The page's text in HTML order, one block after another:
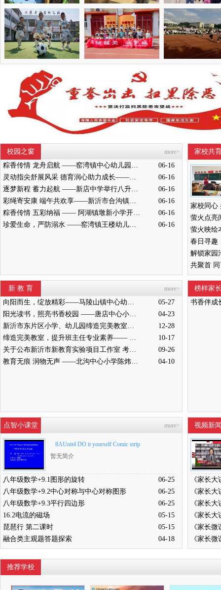
校园之窗 more>
粽香传情 龙舟启航 ——窑湾镇中心幼儿园中班开展端午节赛龙舟活动
06-16
灵动指尖舒展风采 德育润心助力成长——墨河中心小学举行五年级桌面操展示活动
06-16
逐梦新程 蓄力起航 ——新店中学举行八升九成长奋进仪式
06-16
彩绳寄安康 端午共欢享——新沂市合沟镇中心幼儿园开展端午节活动
06-16
粽香传情 五彩纳福 —— 阿湖镇墩新小学开展端午主题民俗活动
06-16
珍爱生命，严防溺水 ——窑湾镇王楼幼儿园开展防溺水安全演练活动
06-16
家校共
新 教 育 more>
向阳而生，绽放精彩——马陵山镇中心幼儿园迎接新沂教育局“缔造完美教室”评比验收
05-27
阳光读书，照亮书香校园 ——唐店中心小学举行“阳光读书会”启动仪式
04-23
新沂市东片区小学、幼儿园缔造完美教室暨班主任能力提升培训活动在高流镇中心小学举行
12-28
缔造完美教室，提升班主任专业素养—— 新沂市南片区小学、幼儿园缔造完美教室暨班主任培训活动举行
10-17
关于公布新沂市新教育实验项目工作室 考核结果的通知
09-26
教育无痕 润物无声 ——北沟中心小学陈炜炜老师教学侧记
04-10
榜样家
书香伴
点智小课堂 more>
8AUnit4 DO it yourself Comic strip
暂无简介
八年级数学+9.1图形的旋转
06-25
八年级数学+9.2中心对称与中心对称图形
06-25
八年级数学+9.3平行四边形
06-25
16.2电流的磁场
05-15
琵琶行 第二课时
05-15
融合类主观题答题探索
04-18
视频新
推荐学校